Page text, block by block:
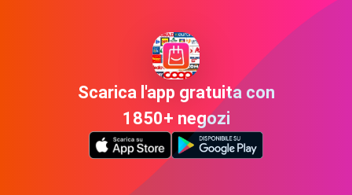
Scarica l'app gratuita con
1850+ negozi